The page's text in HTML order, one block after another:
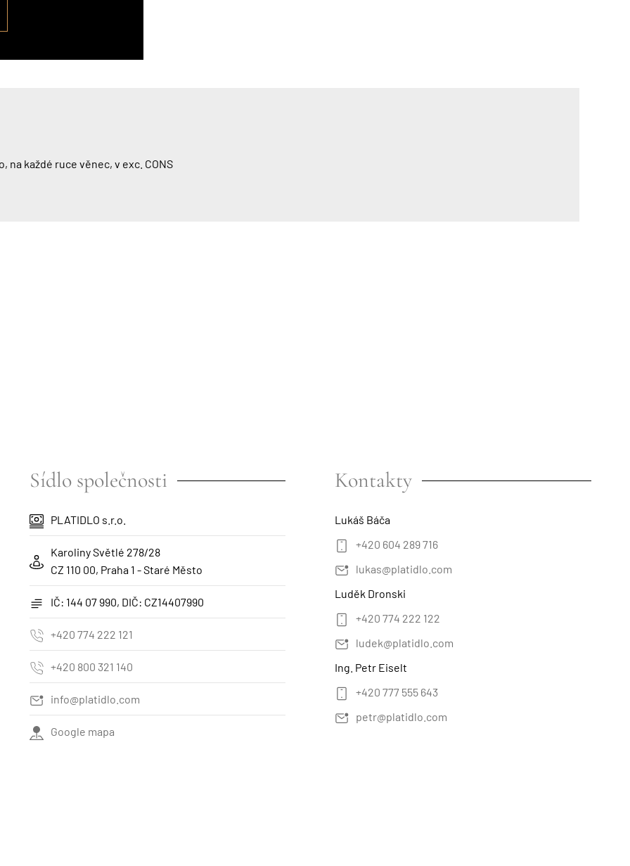
na každé ruce věnec, v exc. CONS
Sídlo společnosti
PLATIDLO s.r.o.
Karoliny Světlé 278/28
CZ 110 00, Praha 1 - Staré Město
IČ: 144 07 990, DIČ: CZ14407990
+420 774 222 121
+420 800 321 140
info@platidlo.com
Google mapa
Kontakty
Lukáš Báča
+420 604 289 716
lukas@platidlo.com
Luděk Dronski
+420 774 222 122
ludek@platidlo.com
Ing. Petr Eiselt
+420 777 555 643
petr@platidlo.com